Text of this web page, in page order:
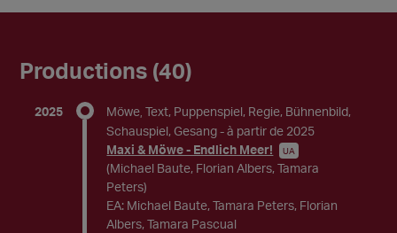
Productions (40)
2025 Möwe, Text, Puppenspiel, Regie, Bühnenbild,
Schauspiel, Gesang - à partir de 2025
Maxi & Möwe - Endlich Meer!
UA
(Michael Baute, Florian Albers, Tamara
Peters)
EA: Michael Baute, Tamara Peters, Florian
Albers, Tamara Pascual